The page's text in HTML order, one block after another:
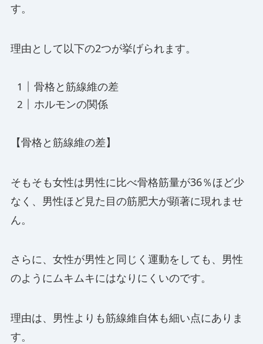
す。
理由として以下の2つが挙げられます。
骨格と筋線維の差
ホルモンの関係
【骨格と筋線維の差】
そもそも女性は男性に比べ骨格筋量が36％ほど少
なく、男性ほど見た目の筋肥大が顕著に現れませ
ん。
さらに、女性が男性と同じく運動をしても、男性
のようにムキムキにはなりにくいのです。
理由は、男性よりも筋線維自体も細い点にありま
す。